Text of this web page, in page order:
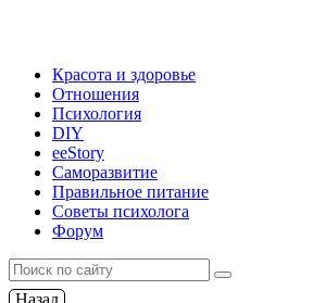
Красота и здоровье
Отношения
Психология
DIY
ееStory
Саморазвитие
Правильное питание
Советы психолога
Форум
Назад